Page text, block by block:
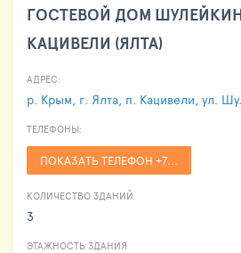
ГОСТЕВОЙ ДОМ
КАЦИВЕЛИ (ЯЛТА)
АДРЕС:
р. Крым, г. Ялта, п. Кацивели, ул.
ТЕЛЕФОНЫ:
ПОКАЗАТЬ ТЕЛЕФОН +7...
КОЛИЧЕСТВО ЗДАНИЙ
3
ЭТАЖНОСТЬ ЗДАНИЯ